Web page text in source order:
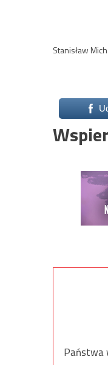
Stanisław
Państwa